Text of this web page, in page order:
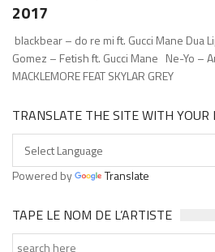
2017
blackbear – do re mi ft. Gucci Mane Dua
Gomez – Fetish ft. Gucci Mane Ne-Yo –
MACKLEMORE FEAT SKYLAR GREY
TRANSLATE THE SITE WITH YOUR
Powered by Translate
TAPE LE NOM DE L’ARTISTE